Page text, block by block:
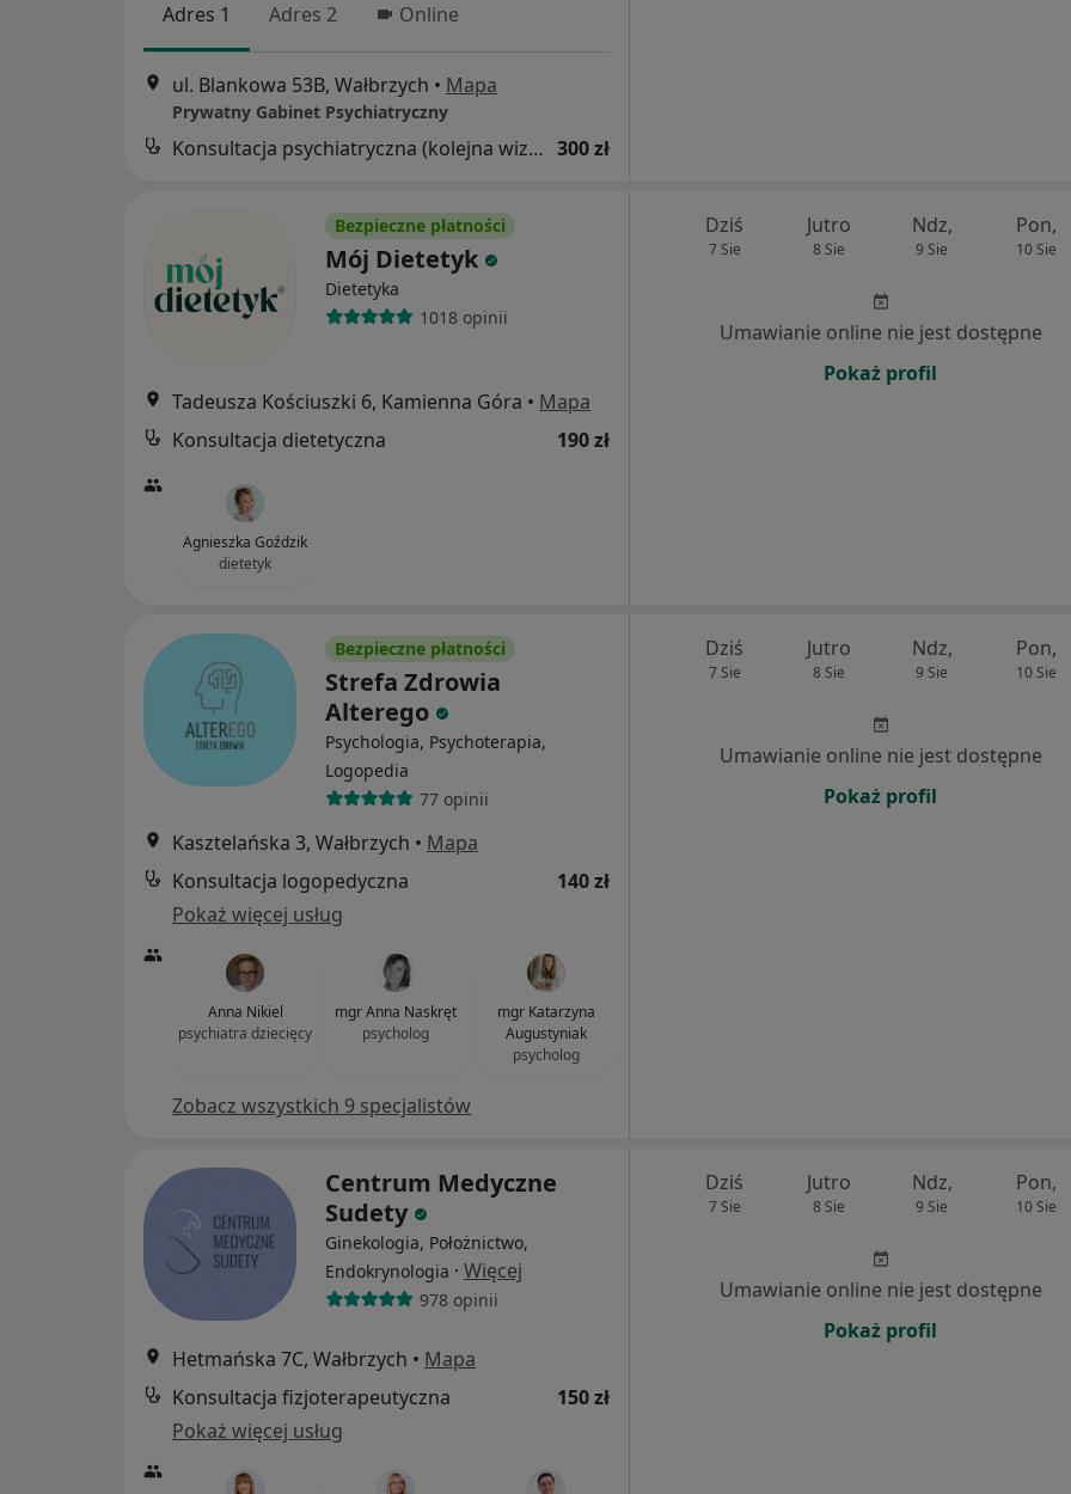
Adres 1 Adres 2 Online
ul. Blankowa 53B, Wałbrzych • Mapa
Prywatny Gabinet Psychiatryczny
Konsultacja psychiatryczna (kolejna wizyta) 300 zł
Bezpieczne płatności
Mój Dietetyk
Dietetyka
1018 opinii
Tadeusza Kościuszki 6, Kamienna Góra • Mapa
Konsultacja dietetyczna
190 zł
Agnieszka Goździk
dietetyk
Dziś
7 Sie
Jutro
8 Sie
Ndz,
9 Sie
Pon,
10 Sie
Umawianie online nie jest dostępne
Pokaż profil
Bezpieczne płatności
Strefa Zdrowia
Alterego
Psychologia, Psychoterapia,
Logopedia
77 opinii
Kasztelańska 3, Wałbrzych • Mapa
Konsultacja logopedyczna
140 zł
Pokaż więcej usług
Anna Nikiel
psychiatra dziecięcy
mgr Anna Naskręt
psycholog
mgr Katarzyna
Augustyniak
psycholog
Zobacz wszystkich 9 specjalistów
Dziś
7 Sie
Jutro
8 Sie
Ndz,
9 Sie
Pon,
10 Sie
Umawianie online nie jest dostępne
Pokaż profil
Centrum Medyczne
Sudety
Ginekologia, Położnictwo,
Endokrynologia · Więcej
978 opinii
Hetmańska 7C, Wałbrzych • Mapa
Konsultacja fizjoterapeutyczna
150 zł
Pokaż więcej usług
Dziś
7 Sie
Jutro
8 Sie
Ndz,
9 Sie
Pon,
10 Sie
Umawianie online nie jest dostępne
Pokaż profil